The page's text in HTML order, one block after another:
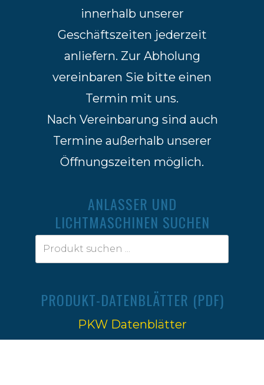
innerhalb unserer
Geschäftszeiten jederzeit
anliefern. Zur Abholung
vereinbaren Sie bitte einen
Termin mit uns.
Nach Vereinbarung sind auch
Termine außerhalb unserer
Öffnungszeiten möglich.
ANLASSER UND
LICHTMASCHINEN SUCHEN
PRODUKT-DATENBLÄTTER (PDF)
PKW Datenblätter